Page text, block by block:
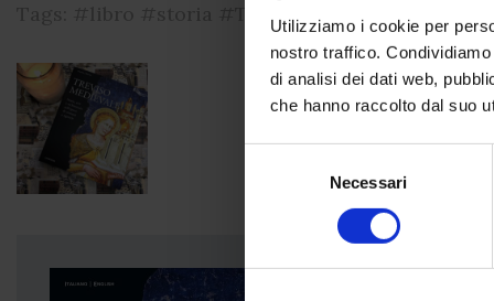
Utilizziamo i cookie per
nostro traffico.
di analisi dei dati web,
che hanno raccolto dal suo
Necessari
#Treviso #urbis